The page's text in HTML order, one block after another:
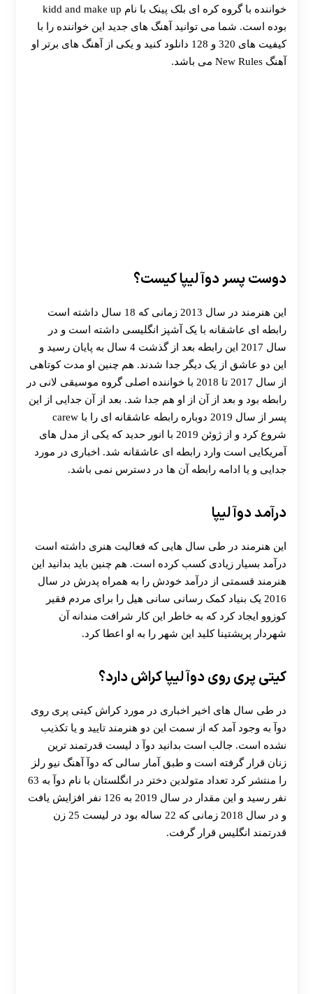
هات بت
خواننده با گروه کره ای بلک پینک با نام kidd and make up
بوده است. شما می توانید آهنگ های جدید این خواننده را با
کیفیت های 320 و 128 دانلود کنید و یکی از آهنگ های برتر او
آهنگ New Rules می باشد.
دوست پسر دوآ لیپا کیست؟
این هنرمند در سال 2013 زمانی که 18 سال داشته است
رابطه ای عاشقانه با یک آشپز انگلیسی داشته است و در
سال 2017 این رابطه بعد از گذشت 4 سال به پایان رسید و
این دو عاشق از یک دیگر جدا شدند. هم چنین او مدت کوتاهی
از سال 2017 تا 2018 با خواننده اصلی گروه موسیقی لانی در
رابطه بود و بعد از آن از او هم جدا شد. بعد از آن جدایی از این
پسر از سال 2019 دوباره رابطه عاشقانه ای را با carew
شروع کرد و از ژوئن 2019 با انور حدید که یکی از مدل های
آمریکایی است وارد رابطه ای عاشقانه شد. اخباری در مورد
جدایی و یا ادامه رابطه آن ها در دسترس نمی باشد.
درآمد دوآ لیپا
این هنرمند در طی سال هایی که فعالیت هنری داشته است
درآمد بسیار زیادی کسب کرده است. هم چنین باید بدانید این
هنرمند قسمتی از درآمد خودش را به همراه پدرش در سال
2016 یک بنیاد کمک رسانی سانی هیل را برای مردم فقیر
کوزوو ایجاد کرد که به خاطر این کار شرافت مندانه آن
شهردار پریشتینا کلید این شهر را به او اعطا کرد.
کیتی پری روی دوآ لیپا کراش دارد؟
در طی سال های اخیر اخباری در مورد کراش کیتی پری روی
دوآ به وجود آمد که از سمت این دو هنرمند تایید و یا تکذیب
نشده است. جالب است بدانید دوآ د لیست قدرتمند ترین
زنان قرار گرفته است و طبق آمار سالی که دوآ آهنگ نیو رلز
را منتشر کرد تعداد متولدین دختر در انگلستان با نام دوآ به 63
نفر رسید و این مقدار در سال 2019 به 126 نفر افزایش یافت
و در سال 2018 زمانی که 22 ساله بود در لیست 25 زن
قدرتمند انگلیس قرار گرفت.